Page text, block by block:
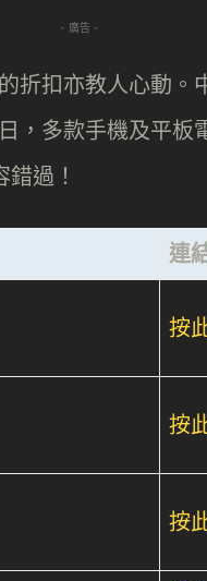
- 廣告 -
折扣亦教人心動。
，多款手機及平板
過！
連
按
按
按